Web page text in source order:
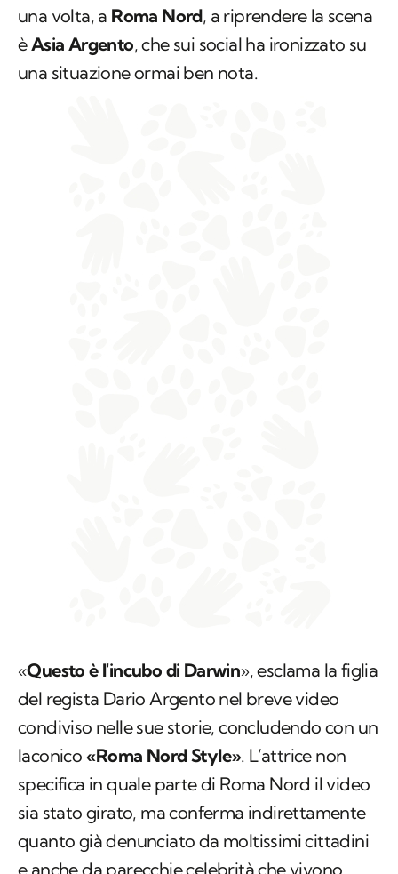
una volta, a Roma Nord, a riprendere la scena
èAsia Argento, che sui social ha ironizzato su
una situazione ormai ben nota.
«Questo è l'incubo di Darwin», esclama la figlia
del regista Dario Argento nel breve video
condiviso nelle sue storie, concludendo con un
laconico «Roma Nord Style». L’attrice non
specifica in quale parte di Roma Nord il video
sia stato girato, ma conferma indirettamente
quanto già denunciato da moltissimi cittadini
e anche da parecchie celebrità che vivono